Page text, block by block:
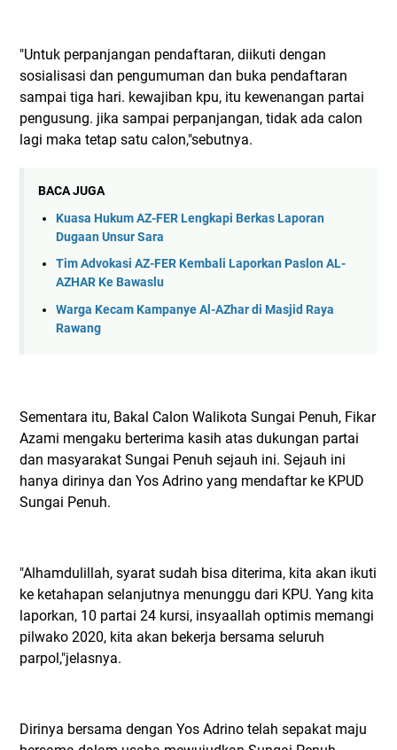
"Untuk perpanjangan pendaftaran, diikuti dengan
sosialisasi dan pengumuman dan buka pendaftaran
sampai tiga hari. kewajiban kpu, itu kewenangan partai
pengusung. jika sampai perpanjangan, tidak ada calon
lagi maka tetap satu calon,"sebutnya.
BACA JUGA
Kuasa Hukum AZ-FER Lengkapi Berkas Laporan
Dugaan Unsur Sara
Tim Advokasi AZ-FER Kembali Laporkan Paslon AL-
AZHAR Ke Bawaslu
Warga Kecam Kampanye Al-AZhar di Masjid Raya
Rawang
Sementara itu, Bakal Calon Walikota Sungai Penuh, Fikar
Azami mengaku berterima kasih atas dukungan partai
dan masyarakat Sungai Penuh sejauh ini. Sejauh ini
hanya dirinya dan Yos Adrino yang mendaftar ke KPUD
Sungai Penuh.
"Alhamdulillah, syarat sudah bisa diterima, kita akan ikuti
ke ketahapan selanjutnya menunggu dari KPU. Yang kita
laporkan, 10 partai 24 kursi, insyaallah optimis memangi
pilwako 2020, kita akan bekerja bersama seluruh
parpol,"jelasnya.
Dirinya bersama dengan Yos Adrino telah sepakat maju